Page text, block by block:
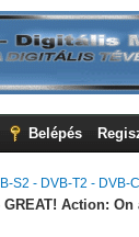
Belépés
S2 - DVB-T2 - DVB-
Action: On